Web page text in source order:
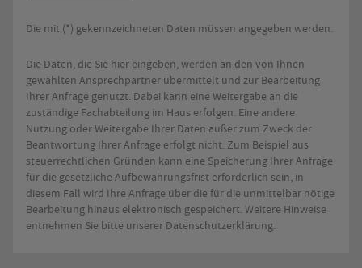
Die mit (*) gekennzeichneten Daten müssen angegeben werden.
Die Daten, die Sie hier eingeben, werden an den von Ihnen
gewählten Ansprechpartner übermittelt und zur Bearbeitung
Ihrer Anfrage genutzt. Dabei kann eine Weitergabe an die
zuständige Fachabteilung im Haus erfolgen. Eine andere
Nutzung oder Weitergabe Ihrer Daten außer zum Zweck der
Beantwortung Ihrer Anfrage erfolgt nicht. Zum Beispiel aus
steuerrechtlichen Gründen kann eine Speicherung Ihrer Anfrage
für die gesetzliche Aufbewahrungsfrist erforderlich sein, in
diesem Fall wird Ihre Anfrage über die für die unmittelbar nötige
Bearbeitung hinaus elektronisch gespeichert. Weitere Hinweise
entnehmen Sie bitte unserer Datenschutzerklärung.